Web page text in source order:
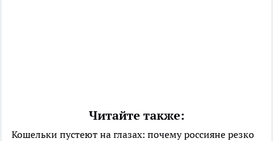
Читайте также:
Кошельки пустеют на глазах: почему россияне резко